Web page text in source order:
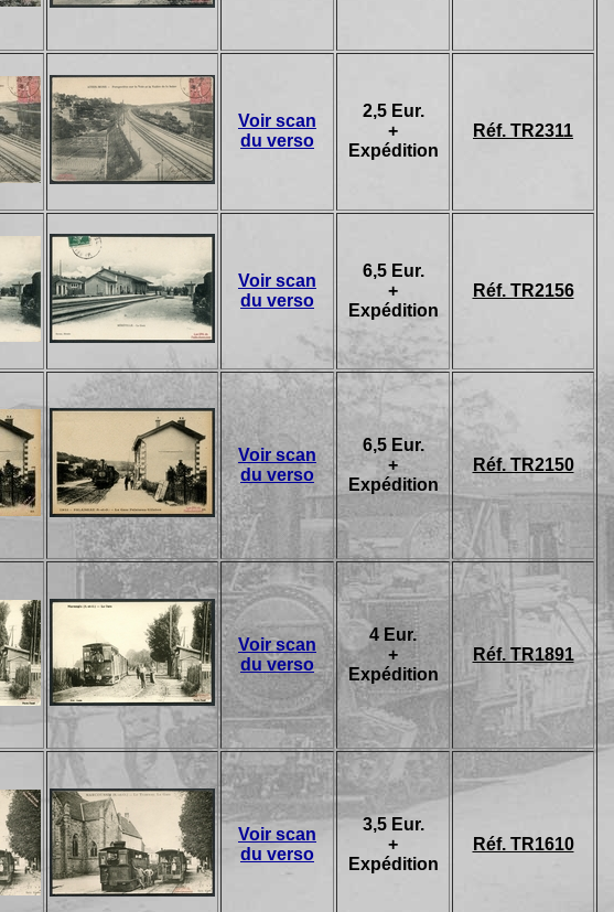
Voir scan
du verso
2,5 Eur.
+
Expédition
Réf. TR2311
Voir scan
du verso
6,5 Eur.
+
Expédition
Réf. TR2156
Voir scan
du verso
6,5 Eur.
+
Expédition
Réf. TR2150
Voir scan
du verso
4 Eur.
+
Expédition
Réf. TR1891
Voir scan
du verso
3,5 Eur.
+
Expédition
Réf. TR1610